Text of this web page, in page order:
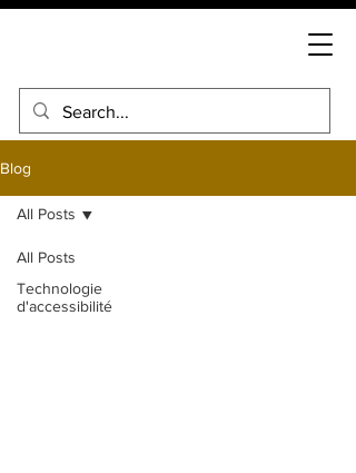
Blog
All Posts
Technologie
d'accessibilité
All Posts